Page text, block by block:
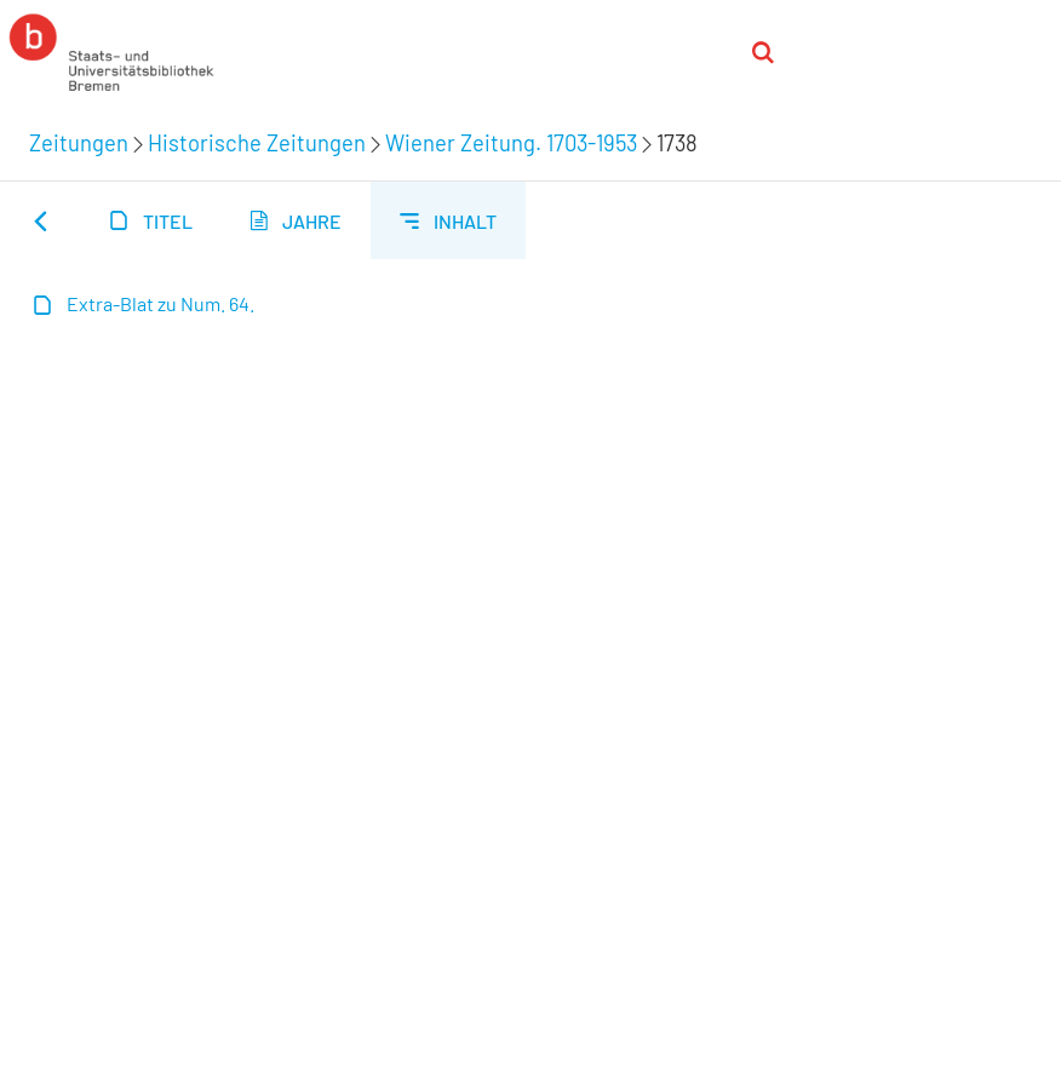
Zeitungen Historische Zeitungen Wiener Zeitung. 1703-1953 1738
TITEL JAHRE INHALT
Extra-Blat zu Num. 64.